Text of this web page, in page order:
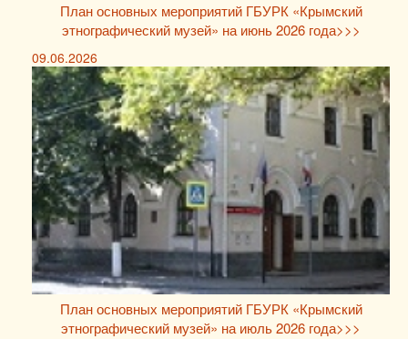
План основных мероприятий ГБУРК «Крымский
этнографический музей» на июнь 2026 года>>>
09.06.2026
План основных мероприятий ГБУРК «Крымский
этнографический музей» на июль 2026 года>>>